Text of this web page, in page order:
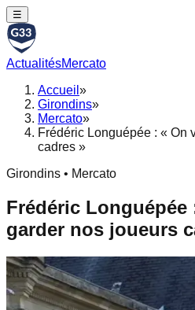
☰
ActualitésMercato
Accueil »
Girondins»
Mercato»
Frédéric Longuépée : « On
cadres »
Girondins • Mercato
Frédéric
garder nos joueurs